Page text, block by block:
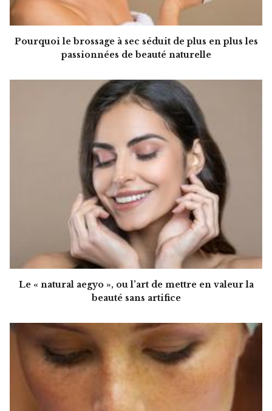
Pourquoi le brossage à sec séduit de plus en plus les
passionnées de beauté naturelle
Le « natural aegyo », ou l’art de mettre en valeur la
beauté sans artifice